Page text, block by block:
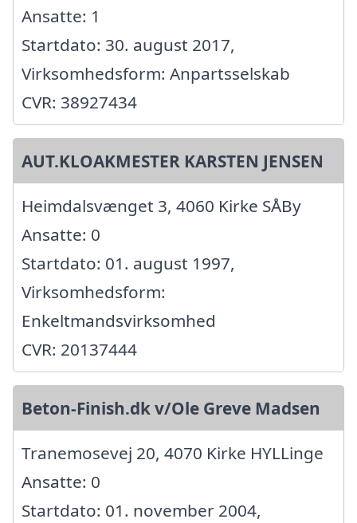
Ansatte: 1
Startdato: 30. august 2017,
Virksomhedsform: Anpartsselskab
CVR: 38927434
AUT.KLOAKMESTER KARSTEN JENSEN
Heimdalsvænget 3, 4060 Kirke SÅBy
Ansatte: 0
Startdato: 01. august 1997,
Virksomhedsform:
Enkeltmandsvirksomhed
CVR: 20137444
Beton-Finish.dk v/Ole Greve Madsen
Tranemosevej 20, 4070 Kirke HYLLinge
Ansatte: 0
Startdato: 01. november 2004,